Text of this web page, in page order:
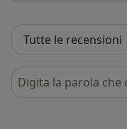
Cerca nelle recensioni